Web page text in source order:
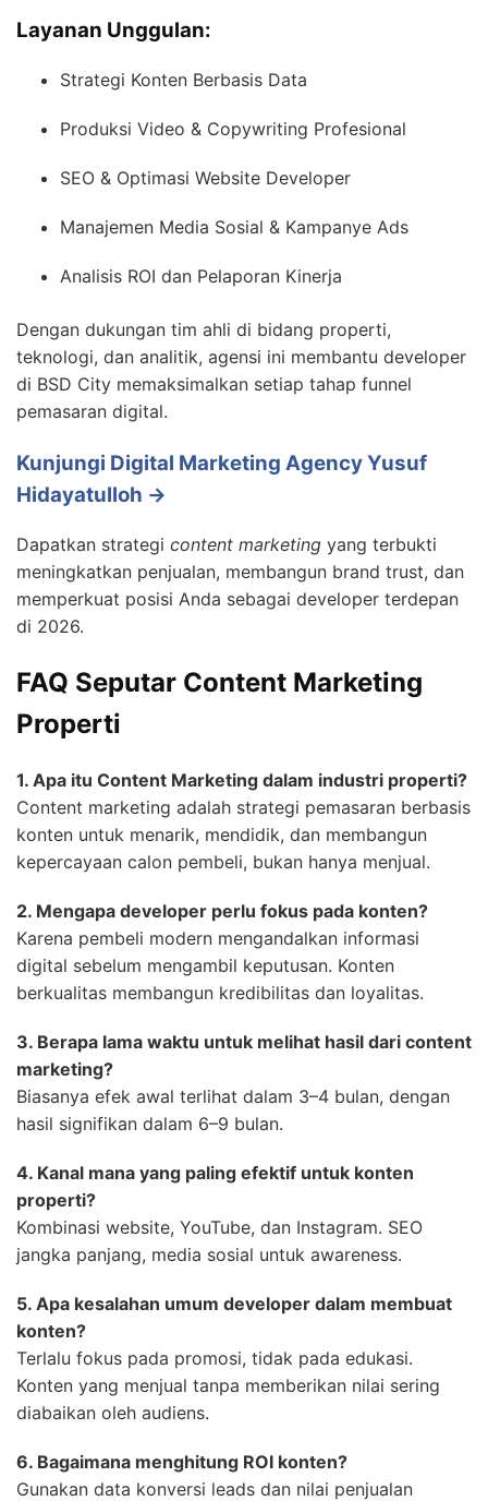
Layanan Unggulan:
Strategi Konten Berbasis Data
Produksi Video & Copywriting Profesional
SEO & Optimasi Website Developer
Manajemen Media Sosial & Kampanye Ads
Analisis ROI dan Pelaporan Kinerja
Dengan dukungan tim ahli di bidang properti,
teknologi, dan analitik, agensi ini membantu developer
di BSD City memaksimalkan setiap tahap funnel
pemasaran digital.
Kunjungi Digital Marketing Agency Yusuf
Hidayatulloh →
Dapatkan strategi content marketing yang terbukti
meningkatkan penjualan, membangun brand trust, dan
memperkuat posisi Anda sebagai developer terdepan
di 2026.
FAQ Seputar Content Marketing
Properti
1. Apa itu Content Marketing dalam industri properti?
Content marketing adalah strategi pemasaran berbasis
konten untuk menarik, mendidik, dan membangun
kepercayaan calon pembeli, bukan hanya menjual.
2. Mengapa developer perlu fokus pada konten?
Karena pembeli modern mengandalkan informasi
digital sebelum mengambil keputusan. Konten
berkualitas membangun kredibilitas dan loyalitas.
3. Berapa lama waktu untuk melihat hasil dari content
marketing?
Biasanya efek awal terlihat dalam 3–4 bulan, dengan
hasil signifikan dalam 6–9 bulan.
4. Kanal mana yang paling efektif untuk konten
properti?
Kombinasi website, YouTube, dan Instagram. SEO
jangka panjang, media sosial untuk awareness.
5. Apa kesalahan umum developer dalam membuat
konten?
Terlalu fokus pada promosi, tidak pada edukasi.
Konten yang menjual tanpa memberikan nilai sering
diabaikan oleh audiens.
6. Bagaimana menghitung ROI konten?
Gunakan data konversi leads dan nilai penjualan